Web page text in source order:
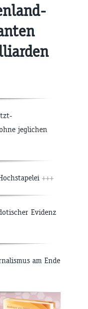
jeglichen
+++
Evidenz
am Ende